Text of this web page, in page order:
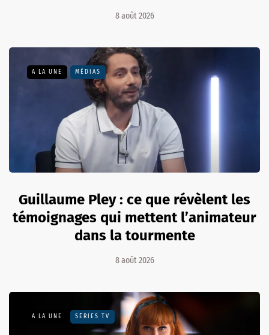
8 août 2026
A LA UNE MÉDIAS
Guillaume Pley : ce que révèlent les
témoignages qui mettent l’animateur
dans la tourmente
8 août 2026
A LA UNE SÉRIES TV